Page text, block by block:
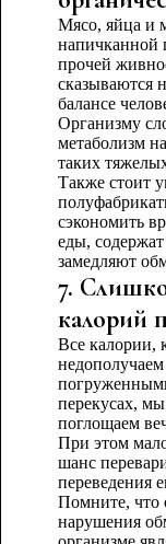
Мясо, яйца и
напичканной
прочей
сказываются
балансе
Организму
метаболизм
таких
Также стоит
сэкономить
еды,
замедляют
7.
калорий
Все калории,
недополучаем
перекусах,
поглощаем
При этом
шанс
переведения
Помните, что
нарушения